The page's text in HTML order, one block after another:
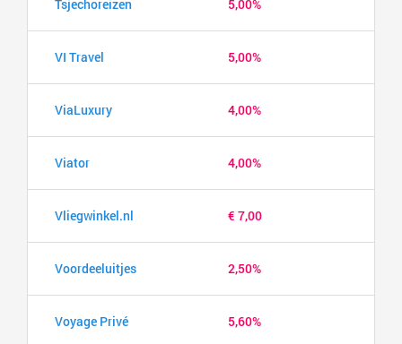
Tsjechoreizen 5,00%
VI Travel 5,00%
ViaLuxury 4,00%
Viator 4,00%
Vliegwinkel.nl € 7,00
Voordeeluitjes 2,50%
Voyage Privé 5,60%